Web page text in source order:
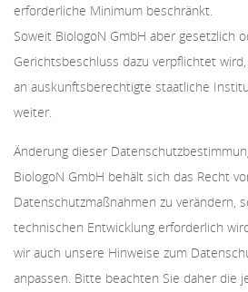
erforderliche Minimum beschränkt.
Soweit BiologoN GmbH aber gesetzlich
Gerichtsbeschluss dazu verpflichtet
an auskunftsberechtigte staatliche
weiter.
Änderung dieser
BiologoN GmbH behält sich das Recht
Datenschutzmaßnahmen zu verändern,
technischen Entwicklung erforderlich
wir auch unsere Hinweise zum
anpassen. Bitte beachten Sie daher die